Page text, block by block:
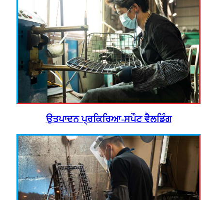
ਉਤਪਾਦਨ ਪ੍ਰਕਿਰਿਆ-ਸਪੌਟ ਵੈਲਡਿੰਗ